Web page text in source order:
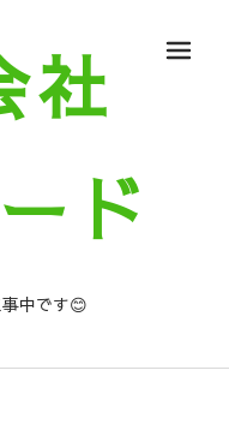
社
ド
中です😊